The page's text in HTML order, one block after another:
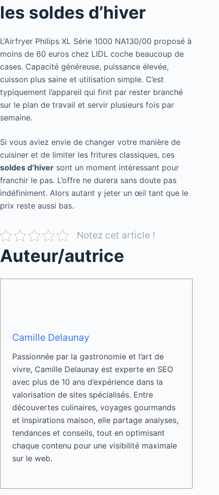
les soldes d’hiver
L’Airfryer Philips XL Série 1000 NA130/00 proposé à
moins de 60 euros chez LIDL coche beaucoup de
cases. Capacité généreuse, puissance élevée,
cuisson plus saine et utilisation simple. C’est
typiquement l’appareil qui finit par rester branché
sur le plan de travail et servir plusieurs fois par
semaine.
Si vous aviez envie de changer votre manière de
cuisiner et de limiter les fritures classiques, ces
soldes d’hiver sont un moment intéressant pour
franchir le pas. L’offre ne durera sans doute pas
indéfiniment. Alors autant y jeter un œil tant que le
prix reste aussi bas.
Notez cet article !
Auteur/autrice
Camille Delaunay
Passionnée par la gastronomie et l’art de
vivre, Camille Delaunay est experte en SEO
avec plus de 10 ans d’expérience dans la
valorisation de sites spécialisés. Entre
découvertes culinaires, voyages gourmands
et inspirations maison, elle partage analyses,
tendances et conseils, tout en optimisant
chaque contenu pour une visibilité maximale
sur le web.